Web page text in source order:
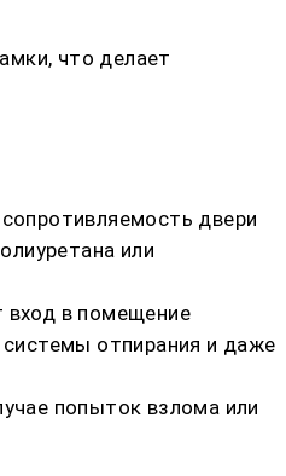
что делает
двери
или
вход в помещение
отпирания и даже
попыток взлома или